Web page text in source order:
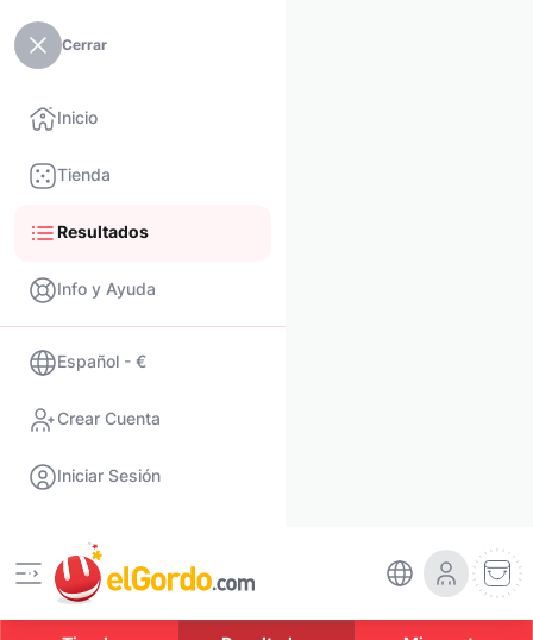
Cerrar
Inicio
Tienda
Resultados
Info y Ayuda
Español - €
Crear Cuenta
Iniciar Sesión